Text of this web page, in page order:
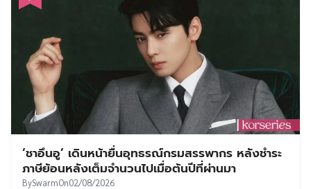
‘ชาอึนอู’ เดินหน้ายื่นอุทธรณ์กรมสรรพากร หลังชำระ
ภาษีย้อนหลังเต็มจำนวนไปเมื่อต้นปีที่ผ่านมา
BySwarmOn02/08/2026